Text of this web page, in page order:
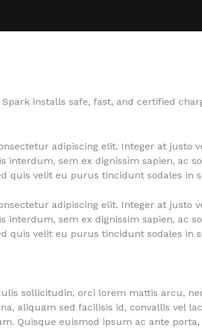
installs safe, fast, and certified
adipiscing elit. Integer at justo
interdum, sem ex dignissim sapien, ac
quis velit eu purus tincidunt sodales in
adipiscing elit. Integer at justo
interdum, sem ex dignissim sapien, ac
quis velit eu purus tincidunt sodales in
sollicitudin, orci lorem mattis arcu,
aliquam sed facilisis id, convallis vel
Quisque euismod ipsum ac ante porta,